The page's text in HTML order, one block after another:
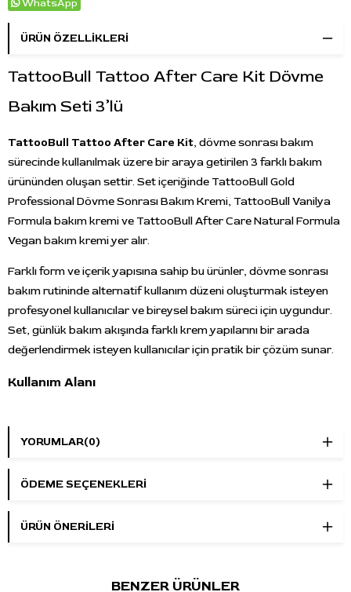
WhatsApp
ÜRÜN ÖZELLIKLERI
TattooBull Tattoo After Care Kit Dövme
Bakım Seti 3’lü
TattooBull Tattoo After Care Kit, dövme sonrası bakım
sürecinde kullanılmak üzere bir araya getirilen 3 farklı bakım
ürününden oluşan settir. Set içeriğinde TattooBull Gold
Professional Dövme Sonrası Bakım Kremi, TattooBull Vanilya
Formula bakım kremi ve TattooBull After Care Natural Formula
Vegan bakım kremi yer alır.
Farklı form ve içerik yapısına sahip bu ürünler, dövme sonrası
bakım rutininde alternatif kullanım düzeni oluşturmak isteyen
profesyonel kullanıcılar ve bireysel bakım süreci için uygundur.
Set, günlük bakım akışında farklı krem yapılarını bir arada
değerlendirmek isteyen kullanıcılar için pratik bir çözüm sunar.
Kullanım Alanı
rutinlerinde kullanılır. Set içeriğindeki ürünler bakım sürecinde
Profesyonel stüdyo bakım süreci
YORUMLAR(0)
ÖDEME SEÇENEKLERI
ÜRÜN ÖNERILERI
BENZER ÜRÜNLER